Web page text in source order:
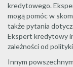
kredytowego.
mogą pomóc w
także pytania
Ekspert kredytowy
zależności od
Innym